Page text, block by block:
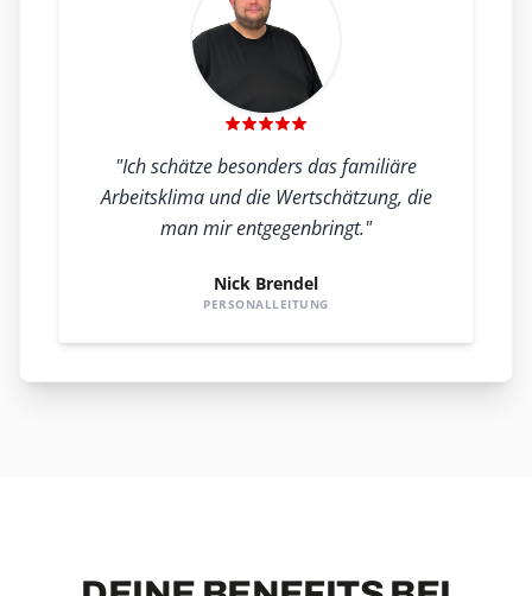
"Ich schätze besonders das familiäre
Arbeitsklima und die Wertschätzung, die
man mir entgegenbringt."
Nick Brendel
PERSONALLEITUNG